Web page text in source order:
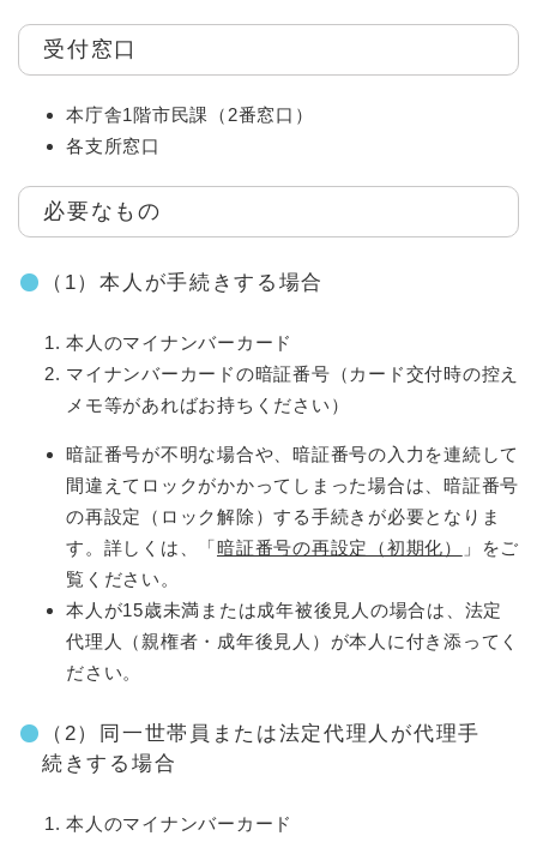
受付窓口
本庁舎1階市民課（2番窓口）
各支所窓口
必要なもの
（1）本人が手続きする場合
本人のマイナンバーカード
マイナンバーカードの暗証番号（カード交付時の控え
メモ等があればお持ちください）
暗証番号が不明な場合や、暗証番号の入力を連続して
間違えてロックがかかってしまった場合は、暗証番号
の再設定（ロック解除）する手続きが必要となりま
す。詳しくは、「暗証番号の再設定（初期化）
」をご
覧ください。
本人が15歳未満または成年被後見人の場合は、法定
代理人（親権者・成年後見人）が本人に付き添ってく
ださい。
（2）同一世帯員または法定代理人が代理手
続きする場合
本人のマイナンバーカード